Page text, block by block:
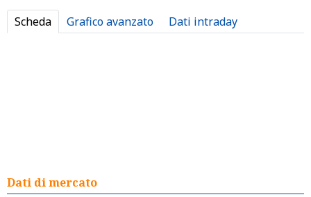
Scheda Grafico avanzato Dati intraday
Dati di mercato